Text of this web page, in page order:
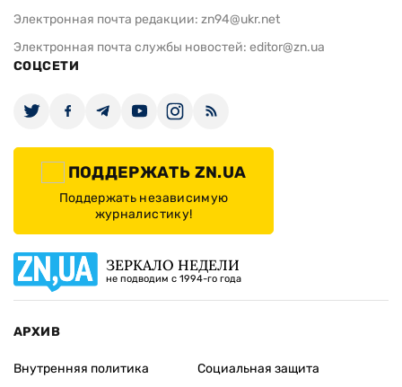
Электронная почта редакции: zn94@ukr.net
Электронная почта службы новостей: editor@zn.ua
СОЦСЕТИ
ПОДДЕРЖАТЬ ZN.UA
Поддержать независимую
журналистику!
ЗЕРКАЛО НЕДЕЛИ
не подводим с 1994-го года
АРХИВ
Внутренняя политика
Социальная защита